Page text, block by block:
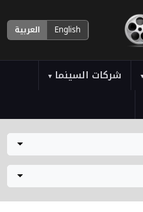
English العربية
شركات السينما ▾